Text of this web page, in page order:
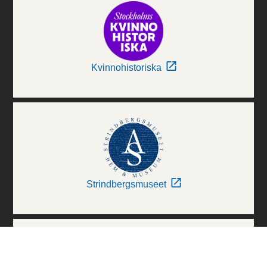
Kvinnohistoriska
Strindbergsmuseet